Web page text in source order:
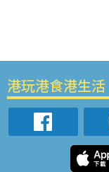
港玩港食港生活